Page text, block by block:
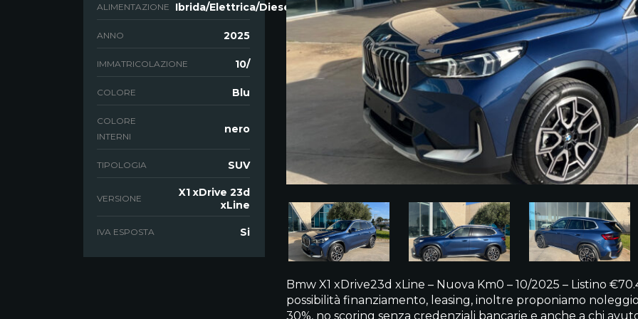
Bmw X1 xDrive23d xLine – Nuova Km0 – 10/2025 – Listino
possibilità finanziamento, leasing, inoltre proponiamo
30%, no scoring senza credenziali bancarie e anche a chi
ALIMENTAZIONE Ibrida/Elettrica/Diesel
ANNO 2025
IMMATRICOLAZIONE 10/
COLORE Blu
COLORE
INTERNI
nero
TIPOLOGIA SUV
VERSIONE
X1 xDrive 23d
xLine
IVA ESPOSTA Si